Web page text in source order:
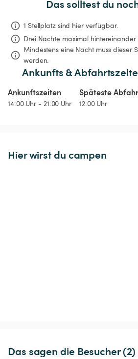
Das solltest du
1 Stellplatz sind hier verfügbar.
Drei Nächte maximal hintereinander
Mindestens eine Nacht muss dieser
werden.
Ankunfts &
Ankunftszeiten
14:00 Uhr - 21:00 Uhr
Späteste
12:00 Uhr
Hier wirst du campen
Das sagen die Besucher (2)